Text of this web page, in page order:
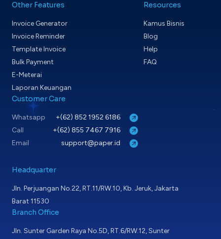
Other Features
Invoice Generator
Invoice Reminder
Template Invoice
Bulk Payment
E-Meterai
Laporan Keuangan
Resources
Kamus Bisnis
Blog
Help
FAQ
Customer Care
Whatsapp
+(62) 852 1952 6186
Call
+(62) 855 7467 7916
Email
support@paper.id
Headquarter
Jln. Perjuangan No.22, RT.11/RW.10, Kb. Jeruk, Jakarta
Barat 11530
Branch Office
Jln. Sunter Garden Raya No.5D, RT.6/RW.12, Sunter